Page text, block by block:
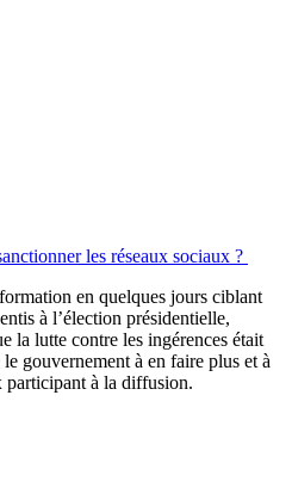
les réseaux sociaux ?
en quelques jours ciblant
à l’élection présidentielle,
la lutte contre les ingérences était
gouvernement à en faire plus et à
participant à la diffusion.